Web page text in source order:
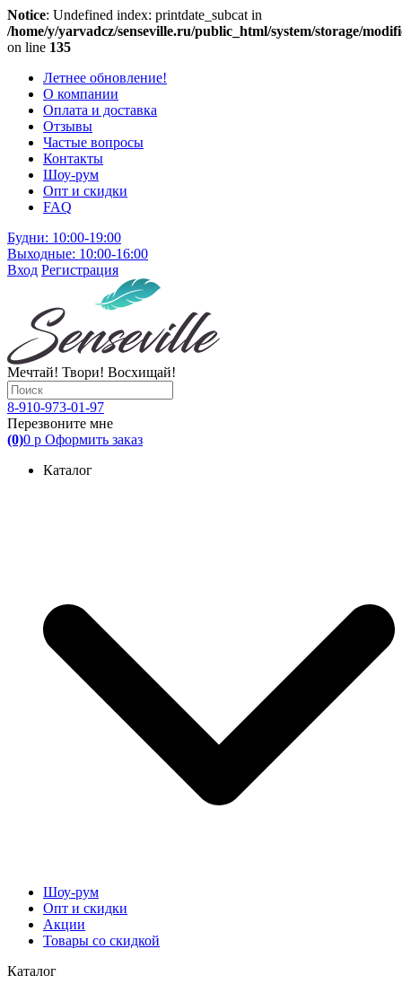
Notice: Undefined index: printdate_subcat in
/home/y/yarvadcz/senseville.ru/public_html/system/storage/
on line 135
Летнее обновление!
О компании
Оплата и доставка
Отзывы
Частые вопросы
Контакты
Шоу-рум
Опт и скидки
FAQ
Будни: 10:00-19:00
Выходные: 10:00-16:00
Вход Регистрация
Мечтай! Твори! Восхищай!
8-910-973-01-97
Перезвоните мне
(0)0 р Оформить заказ
Каталог
Шоу-рум
Опт и скидки
Акции
Товары со скидкой
Каталог